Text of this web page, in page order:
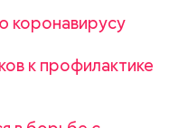
коронавирусу
к профилактике
в наследство от
проповедником